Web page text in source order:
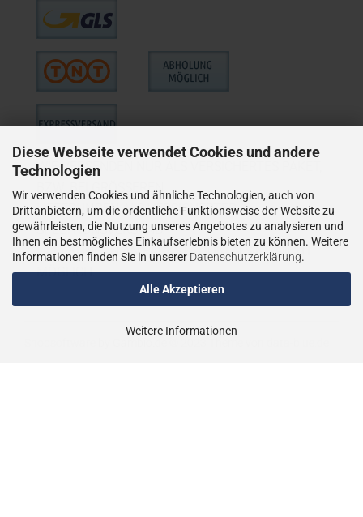
Diese Webseite verwendet Cookies und andere
Technologien
Wir verwenden Cookies und ähnliche Technologien, auch von
Drittanbietern, um die ordentliche Funktionsweise der Website zu
gewährleisten, die Nutzung unseres Angebotes zu analysieren und
Ihnen ein bestmögliches Einkaufserlebnis bieten zu können. Weitere
Informationen finden Sie in unserer Datenschutzerklärung.
Alle Akzeptieren
Weitere Informationen
WIE VERSENDEN NUR ALS VERSICHERTES PAKET,
BZW. BEI GRÖSSEREN
LIEFERUNGEN ALS VERSICHERTER
SPEDITIONSVERSAND.
LIEFERUNGEN AN PACKSTATIONEN SIND NICHT
MÖGLICH.